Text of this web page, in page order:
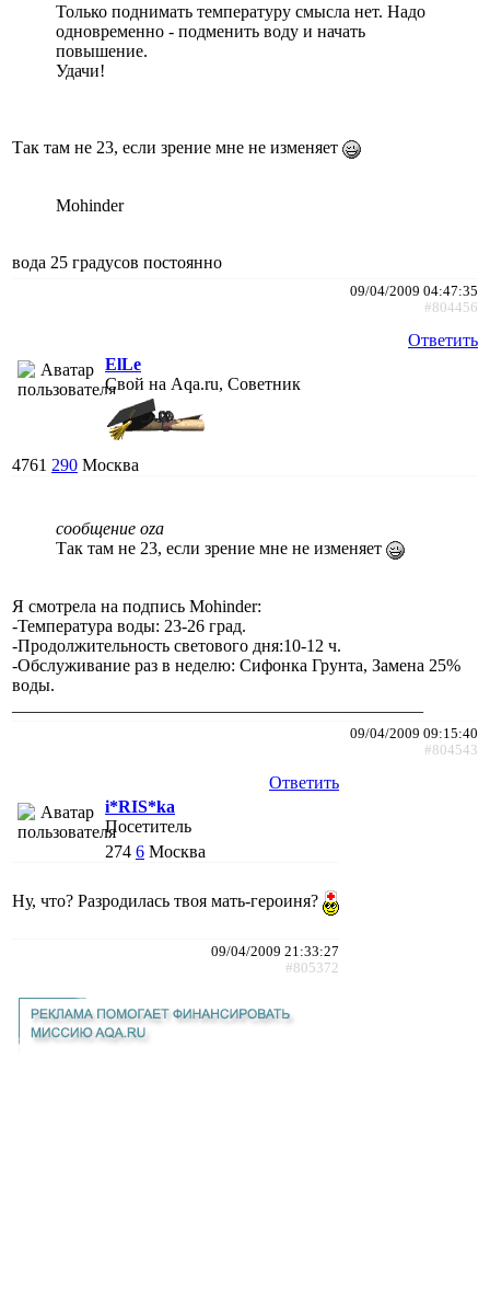
Только поднимать температуру смысла нет. Надо
одновременно - подменить воду и начать
повышение.
Удачи!
Так там не 23, если зрение мне не изменяет
Mohinder
вода 25 градусов постоянно
09/04/2009 04:47:35
#804456
Ответить
ElLe
Свой на Aqa.ru, Советник
4761 290 Москва
сообщение oza
Так там не 23, если зрение мне не изменяет
Я смотрела на подпись Mohinder:
-Температура воды: 23-26 град.
-Продолжительность светового дня:10-12 ч.
-Обслуживание раз в неделю: Сифонка Грунта, Замена 25%
воды.
09/04/2009 09:15:40
#804543
Ответить
i*RIS*ka
Посетитель
274 6 Москва
Ну, что? Разродилась твоя мать-героиня?
09/04/2009 21:33:27
#805372